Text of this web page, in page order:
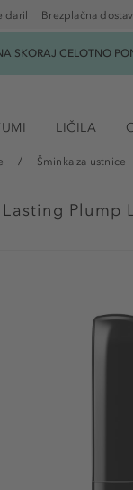
daril Brezplačna
SKORAJ CELOTNO
LIČILA
Šminka za ustnice
Lasting Plump